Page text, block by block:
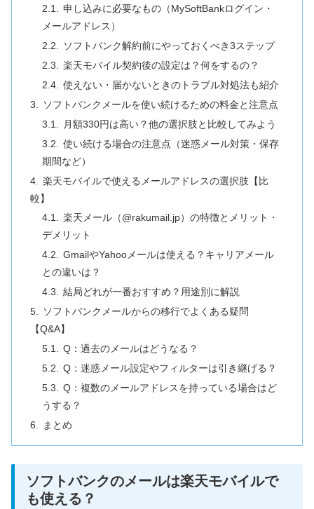
申し込みに必要なもの（MySoftBankログイン・
メールアドレス）
ソフトバンク解約前にやっておくべき3ステップ
楽天モバイル契約後の設定は？何をするの？
使えない・届かないときのトラブル対処法も紹介
ソフトバンクメールを使い続けるための料金と注意点
月額330円は高い？他の選択肢と比較してみよう
使い続ける場合の注意点（迷惑メール対策・保存
期間など）
楽天モバイルで使えるメールアドレスの選択肢【比
較】
楽天メール（@rakumail.jp）の特徴とメリット・
デメリット
GmailやYahooメールは使える？キャリアメール
との違いは？
結局どれが一番おすすめ？用途別に解説
ソフトバンクメールからの移行でよくある疑問
【Q&A】
Q：過去のメールはどうなる？
Q：迷惑メール設定やフィルターは引き継げる？
Q：複数のメールアドレスを持っている場合はど
うする？
まとめ
ソフトバンクのメールは楽天モバイルで
も使える？